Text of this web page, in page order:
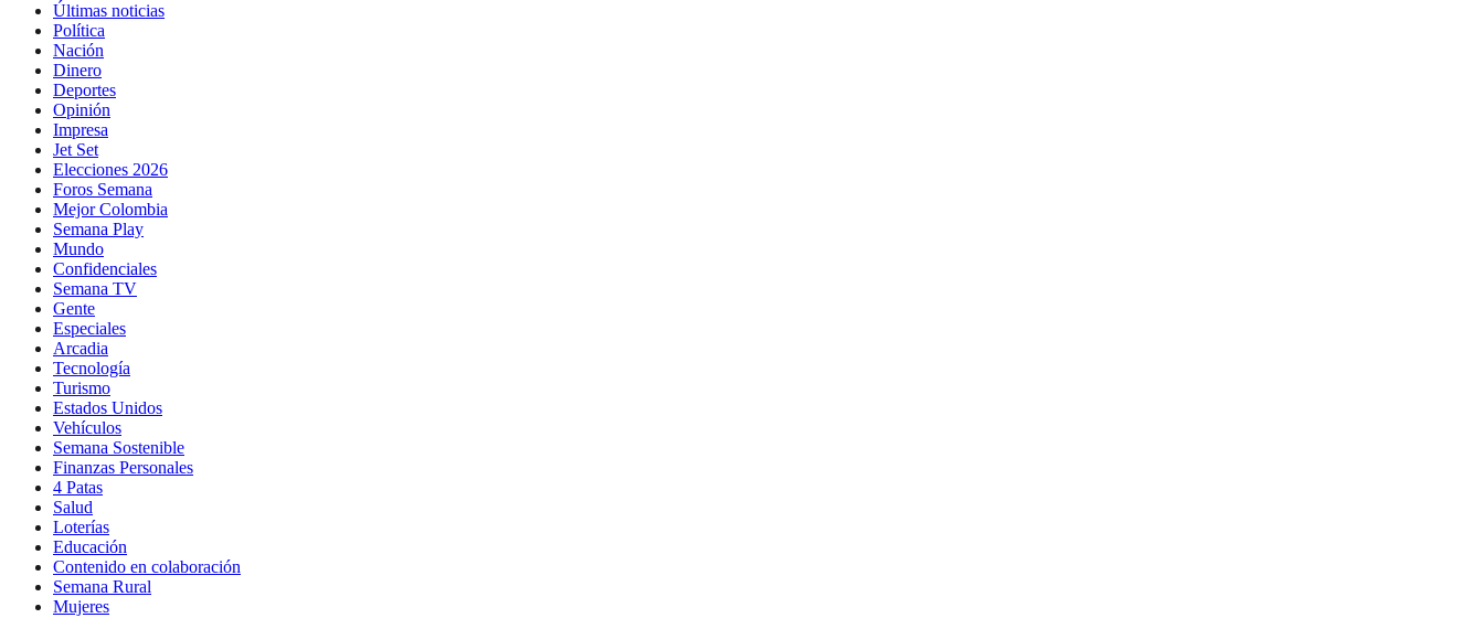
Últimas noticias
Política
Nación
Dinero
Deportes
Opinión
Impresa
Jet Set
Elecciones 2026
Foros Semana
Mejor Colombia
Semana Play
Mundo
Confidenciales
Semana TV
Gente
Especiales
Arcadia
Tecnología
Turismo
Estados Unidos
Vehículos
Semana Sostenible
Finanzas Personales
4 Patas
Salud
Loterías
Educación
Contenido en colaboración
Semana Rural
Mujeres